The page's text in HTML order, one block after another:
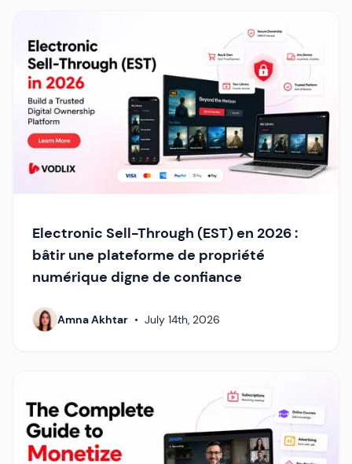
Electronic Sell-Through (EST) en 2026 :
bâtir une plateforme de propriété
numérique digne de confiance
Amna Akhtar • July 14th, 2026